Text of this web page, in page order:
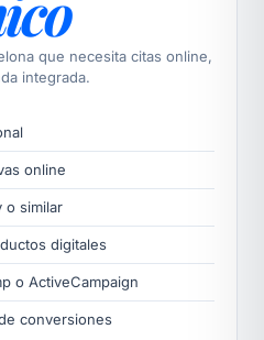
que necesita citas online,
integrada.
online
o similar
digitales
o ActiveCampaign
conversiones